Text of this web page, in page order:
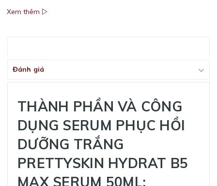
Xem thêm
Đánh giá
THÀNH PHẦN VÀ CÔNG
DỤNG SERUM PHỤC HỒI
DƯỠNG TRẮNG
PRETTYSKIN HYDRAT B5
MAX SERUM 50ML: